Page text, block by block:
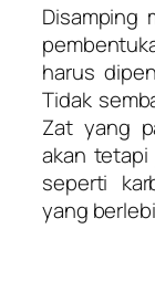
Disamping
harus
Tidak
Zat yang
akan tetapi
seperti
yang